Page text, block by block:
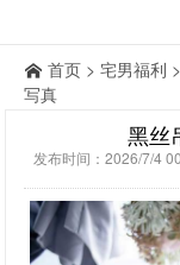
首页 > 宅男福利
写真
黑丝
发布时间：2026/7/4